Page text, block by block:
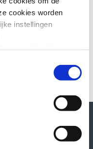
cookies worden
instellingen
websites, zoals
om advertenties
u hier toestemming
hoogte van